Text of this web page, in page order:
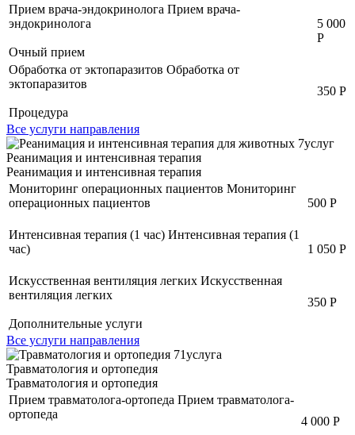
Прием врача-эндокринолога Прием врача-
эндокринолога
Очный прием
5 000
Р
Обработка от эктопаразитов Обработка от
эктопаразитов
Процедура
350 Р
Все услуги направления
7услуг
Реанимация и интенсивная терапия
Реанимация и интенсивная терапия
Мониторинг операционных пациентов Мониторинг
операционных пациентов
500 Р
Интенсивная терапия (1 час) Интенсивная терапия (1
час)
1 050 Р
Искусственная вентиляция легких Искусственная
вентиляция легких
Дополнительные услуги
350 Р
Все услуги направления
71услуга
Травматология и ортопедия
Травматология и ортопедия
Прием травматолога-ортопеда Прием травматолога-
ортопеда
4 000 Р